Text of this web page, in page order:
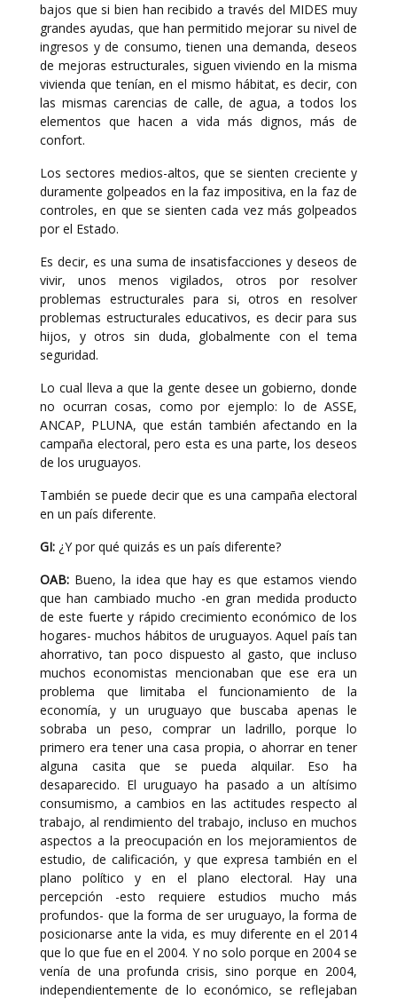
bajos que si bien han recibido a través del MIDES muy
grandes ayudas, que han permitido mejorar su nivel de
ingresos y de consumo, tienen una demanda, deseos
de mejoras estructurales, siguen viviendo en la misma
vivienda que tenían, en el mismo hábitat, es decir, con
las mismas carencias de calle, de agua, a todos los
elementos que hacen a vida más dignos, más de
confort.
Los sectores medios-altos, que se sienten creciente y
duramente golpeados en la faz impositiva, en la faz de
controles, en que se sienten cada vez más golpeados
por el Estado.
Es decir, es una suma de insatisfacciones y deseos de
vivir, unos menos vigilados, otros por resolver
problemas estructurales para si, otros en resolver
problemas estructurales educativos, es decir para sus
hijos, y otros sin duda, globalmente con el tema
seguridad.
Lo cual lleva a que la gente desee un gobierno, donde
no ocurran cosas, como por ejemplo: lo de ASSE,
ANCAP, PLUNA, que están también afectando en la
campaña electoral, pero esta es una parte, los deseos
de los uruguayos.
También se puede decir que es una campaña electoral
en un país diferente.
GI: ¿Y por qué quizás es un país diferente?
OAB: Bueno, la idea que hay es que estamos viendo
que han cambiado mucho -en gran medida producto
de este fuerte y rápido crecimiento económico de los
hogares- muchos hábitos de uruguayos. Aquel país tan
ahorrativo, tan poco dispuesto al gasto, que incluso
muchos economistas mencionaban que ese era un
problema que limitaba el funcionamiento de la
economía, y un uruguayo que buscaba apenas le
sobraba un peso, comprar un ladrillo, porque lo
primero era tener una casa propia, o ahorrar en tener
alguna casita que se pueda alquilar. Eso ha
desaparecido. El uruguayo ha pasado a un altísimo
consumismo, a cambios en las actitudes respecto al
trabajo, al rendimiento del trabajo, incluso en muchos
aspectos a la preocupación en los mejoramientos de
estudio, de calificación, y que expresa también en el
plano político y en el plano electoral. Hay una
percepción -esto requiere estudios mucho más
profundos- que la forma de ser uruguayo, la forma de
posicionarse ante la vida, es muy diferente en el 2014
que lo que fue en el 2004. Y no solo porque en 2004 se
venía de una profunda crisis, sino porque en 2004,
independientemente de lo económico, se reflejaban